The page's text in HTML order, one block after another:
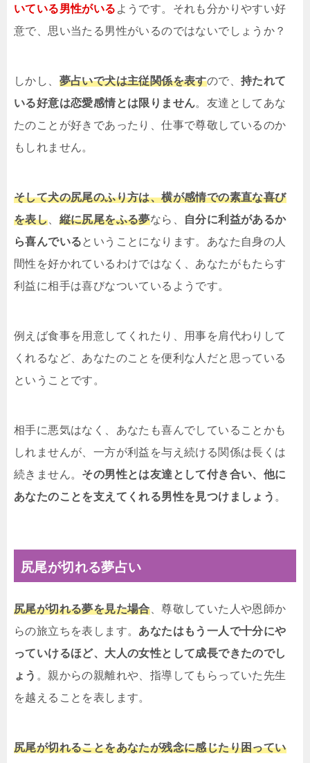
いている男性がいる ようです。それも分かりやすい好
意で、思い当たる男性がいるのではないでしょうか？
しかし、 夢占いで犬は主従関係を表すので、持たれて
いる好意は恋愛感情とは限りません。友達としてあな
たのことが好きであったり、仕事で尊敬しているのか
もしれません。
そして犬の尻尾のふり方は、横が感情での素直な喜び
を表し
縦に尻尾をふる夢なら、
自分に利益があるか
ら喜んでいるということになります。あなた自身の人
間性を好かれているわけではなく、あなたがもたらす
利益に相手は喜びなついているようです。
例えば食事を用意してくれたり、用事を肩代わりして
くれるなど、あなたのことを便利な人だと思っている
ということです。
相手に悪気はなく、あなたも喜んでしていることかも
しれませんが、一方が利益を与え続ける関係は長くは
続きません。 その男性とは友達として付き合い、他に
あなたのことを支えてくれる男性を見つけましょう 。
尻尾が切れる夢占い
尻尾が切れる夢を見た場合、尊敬していた人や恩師か
らの旅立ちを表します。 あなたはもう一人で十分にや
っていけるほど、大人の女性として成長できたのでし
ょう 。親からの親離れや、指導してもらっていた先生
を越えることを表します。
尻尾が切れることをあなたが残念に感じたり困ってい